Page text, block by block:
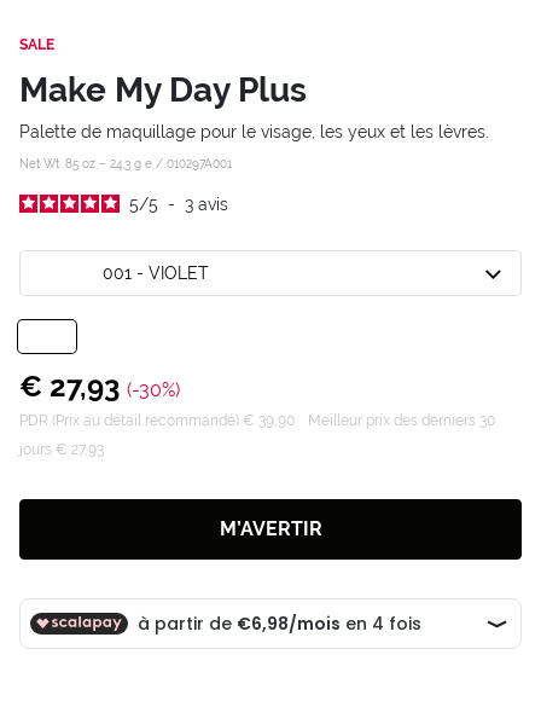
SALE
Make My Day Plus
Palette de maquillage pour le visage, les yeux et les lèvres.
Net Wt .85 oz – 24,3 g e / 010297A001
5/5 - 3 avis
001 - VIOLET
€ 27,93 (-30%)
PDR (Prix au détail recommandé) € 39,90
Meilleur prix des derniers 30
jours € 27,93
M’AVERTIR